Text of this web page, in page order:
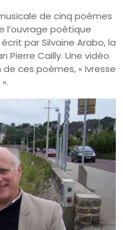
de cinq poèmes
l’ouvrage poètique
par Silvaine Arabo, la
Pierre Cailly. Une vidéo
de ces poèmes, « Ivresse